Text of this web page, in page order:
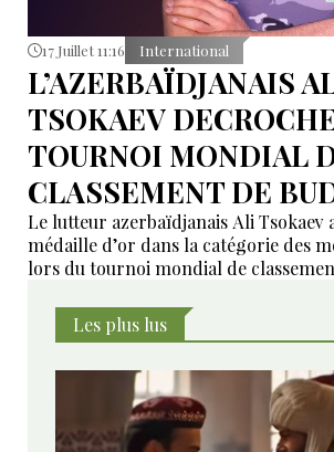
17 Juillet 11:16 International
L’AZERBAÏDJANAIS
TSOKAEV
TOURNOI MONDIAL
CLASSEMENT DE
Le lutteur azerbaïdjanais Ali Tsokaev
médaille d’or dans la catégorie des
lors du tournoi mondial de
avant la fin de la saison.
Les plus lus